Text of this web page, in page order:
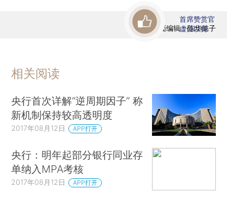
版面编辑：陈华懿子
首席赞赏官
虚位以待
相关阅读
央行首次详解“逆周期因子” 称
新机制保持较高透明度
2017年08月12日 APP打开
央行：明年起部分银行同业存
单纳入MPA考核
2017年08月12日 APP打开